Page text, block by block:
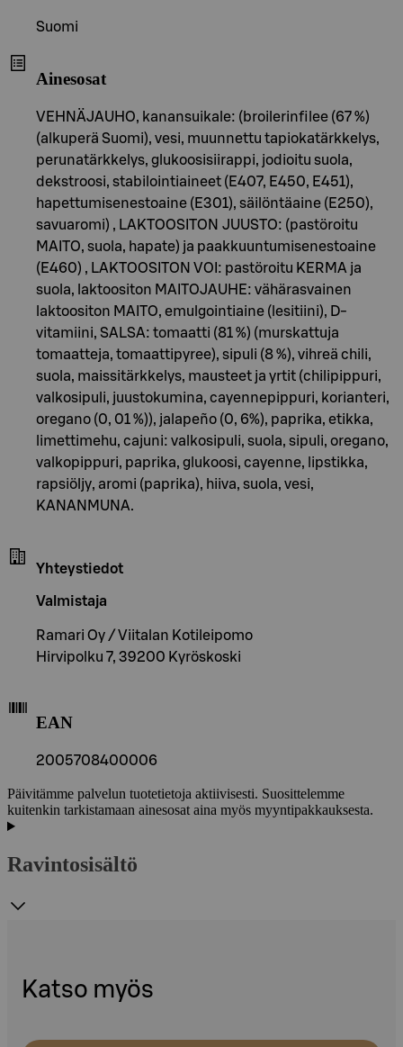
Suomi
Ainesosat
VEHNÄJAUHO, kanansuikale: (broilerinfilee (67 %)
(alkuperä Suomi), vesi, muunnettu tapiokatärkkelys,
perunatärkkelys, glukoosisiirappi, jodioitu suola,
dekstroosi, stabilointiaineet (E407, E450, E451),
hapettumisenestoaine (E301), säilöntäaine (E250),
savuaromi) , LAKTOOSITON JUUSTO: (pastöroitu
MAITO, suola, hapate) ja paakkuuntumisenestoaine
(E460) , LAKTOOSITON VOI: pastöroitu KERMA ja
suola, laktoositon MAITOJAUHE: vähärasvainen
laktoositon MAITO, emulgointiaine (lesitiini), D-
vitamiini, SALSA: tomaatti (81 %) (murskattuja
tomaatteja, tomaattipyree), sipuli (8 %), vihreä chili,
suola, maissitärkkelys, mausteet ja yrtit (chilipippuri,
valkosipuli, juustokumina, cayennepippuri, korianteri,
oregano (0, 01 %)), jalapeño (0, 6%), paprika, etikka,
limettimehu, cajuni: valkosipuli, suola, sipuli, oregano,
valkopippuri, paprika, glukoosi, cayenne, lipstikka,
rapsiöljy, aromi (paprika), hiiva, suola, vesi,
KANANMUNA.
Yhteystiedot
Valmistaja
Ramari Oy / Viitalan Kotileipomo
Hirvipolku 7, 39200 Kyröskoski
EAN
2005708400006
Päivitämme palvelun tuotetietoja aktiivisesti. Suosittelemme
kuitenkin tarkistamaan ainesosat aina myös myyntipakkauksesta.
Ravintosisältö
Katso myös